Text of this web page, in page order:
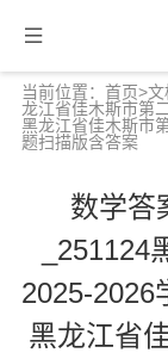
当前位置： 首页>文
龙江省佳木斯市第
黑龙江省佳木斯市
题扫描版含答案
数学答
2025-2026
黑龙江省